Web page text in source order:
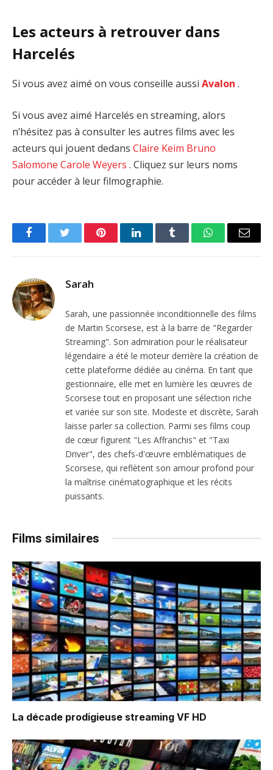
Les acteurs à retrouver dans
Harcelés
Si vous avez aimé on vous conseille aussi Avalon .
Si vous avez aimé Harcelés en streaming, alors
n’hésitez pas à consulter les autres films avec les
acteurs qui jouent dedans Claire Keim Bruno
Salomone Carole Weyers . Cliquez sur leurs noms
pour accéder à leur filmographie.
FacebookTwitter PinterestLinkedInTumblr WhatsAppEmail
Sarah
Sarah, une passionnée inconditionnelle des films
de Martin Scorsese, est à la barre de "Regarder
Streaming". Son admiration pour le réalisateur
légendaire a été le moteur derrière la création de
cette plateforme dédiée au cinéma. En tant que
gestionnaire, elle met en lumière les œuvres de
Scorsese tout en proposant une sélection riche
et variée sur son site. Modeste et discrète, Sarah
laisse parler sa collection. Parmi ses films coup
de cœur figurent "Les Affranchis" et "Taxi
Driver", des chefs-d'œuvre emblématiques de
Scorsese, qui reflètent son amour profond pour
la maîtrise cinématographique et les récits
puissants.
Films similaires
La décade prodigieuse streaming VF HD